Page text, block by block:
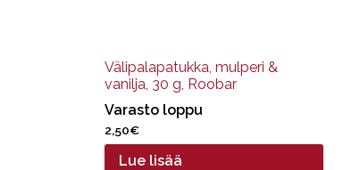
Välipalapatukka, mulperi &
vanilja, 30 g, Roobar
Varasto loppu
2,50€
Lue lisää